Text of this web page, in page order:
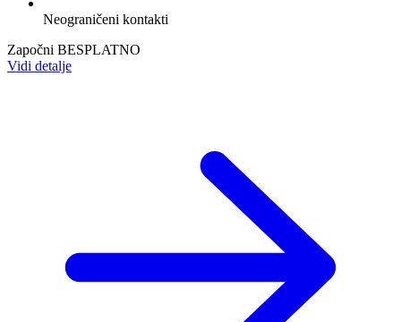
Neograničeni kontakti
Započni BESPLATNO
Vidi detalje